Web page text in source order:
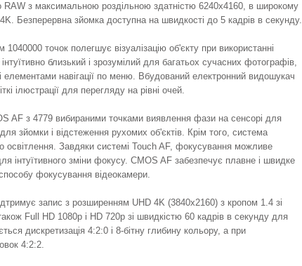
з максимальною роздільною здатністю 6240x4160, в широкому
Безперервна зйомка доступна на швидкості до 5 кадрів в секунду.
точок полегшує візуалізацію об'єкту при використанні
близький і зрозумілий для багатьох сучасних фотографів,
елементами навігації по меню. Вбудований електронний видошукач
ілюстрації для перегляду на рівні очей.
AF з 4779 вибираними точками виявлення фази на сенсорі для
зйомки і відстеження рухомих об'єктів. Крім того, система
Завдяки системі Touch AF, фокусування можливе
інтуїтивного зміни фокусу. CMOS AF забезпечує плавне і швидке
фокусування відеокамери.
запис з розширенням UHD 4K (3840x2160) з кропом 1.4 зі
Full HD 1080p і HD 720p зі швидкістю 60 кадрів в секунду для
дискретизація 4:2:0 і 8-бітну глибину кольору, а при
4:2:2.